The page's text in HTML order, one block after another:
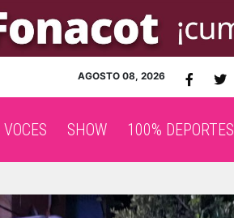
AGOSTO 08, 2026
VOCES SHOW 100% DEPORTES